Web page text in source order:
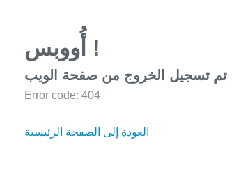
أُووبس !
تم تسجيل الخروج من صفحة الويب
Error code: 404
العودة إلى الصفحة الرئيسية